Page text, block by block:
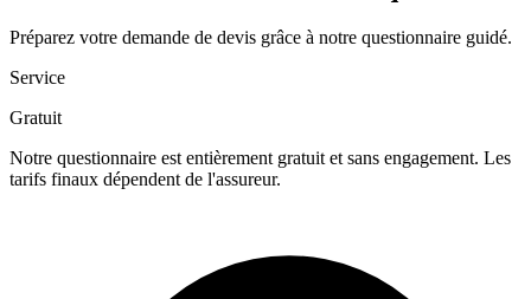
Préparez votre demande de devis grâce à notre questionnaire guidé.
Service
Gratuit
Notre questionnaire est entièrement gratuit et sans engagement. Les
tarifs finaux dépendent de l'assureur.